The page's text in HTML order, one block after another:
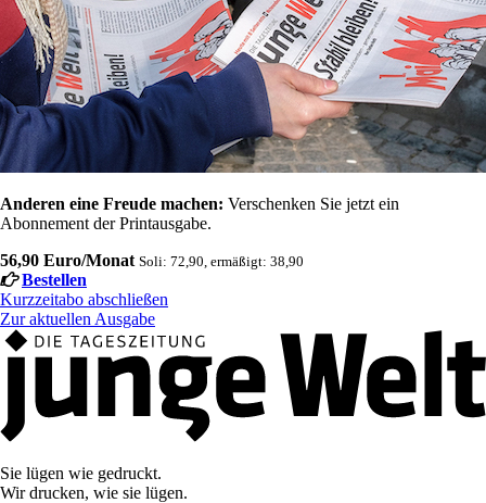
Anderen eine Freude machen: Verschenken Sie jetzt ein
Abonnement der Printausgabe.
56,90 Euro/Monat Soli: 72,90, ermäßigt: 38,90
Bestellen
Kurzzeitabo abschließen
Zur aktuellen Ausgabe
Sie lügen wie gedruckt.
Wir drucken, wie sie lügen.